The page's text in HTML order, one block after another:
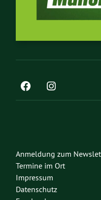
Anmeldung zum
Termine im Ort
Impressum
Datenschutz